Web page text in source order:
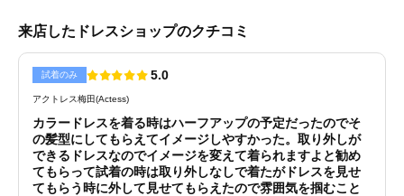
来店したドレスショップのクチコミ
試着のみ 5.0
アクトレス梅田(Actess)
カラードレスを着る時はハーフアップの予定だったのでそ
の髪型にしてもらえてイメージしやすかった。取り外しが
できるドレスなのでイメージを変えて着られますよと勧め
てもらって試着の時は取り外しなしで着たがドレスを見せ
てもらう時に外して見せてもらえたので雰囲気を掴むこと